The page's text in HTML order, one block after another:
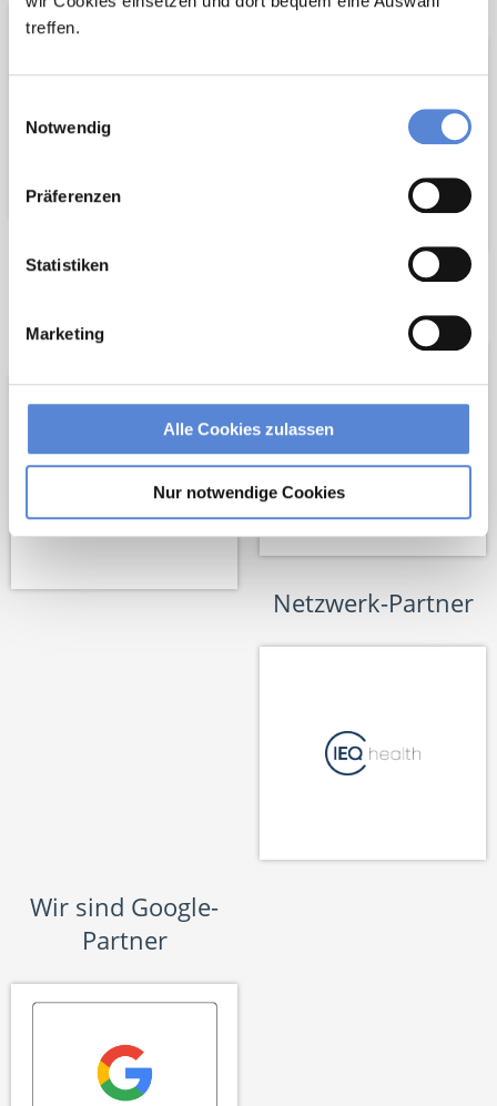
treffen.
Notwendig
Präferenzen
Statistiken
Marketing
Alle Cookies zulassen
Nur notwendige Cookies
Bäume
Netzwerk-Partner
Wir sind Google-
Partner